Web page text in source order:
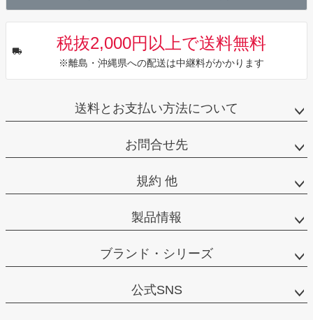
税抜2,000円以上で送料無料
※離島・沖縄県への配送は中継料がかかります
送料とお支払い方法について
お問合せ先
規約 他
製品情報
ブランド・シリーズ
公式SNS